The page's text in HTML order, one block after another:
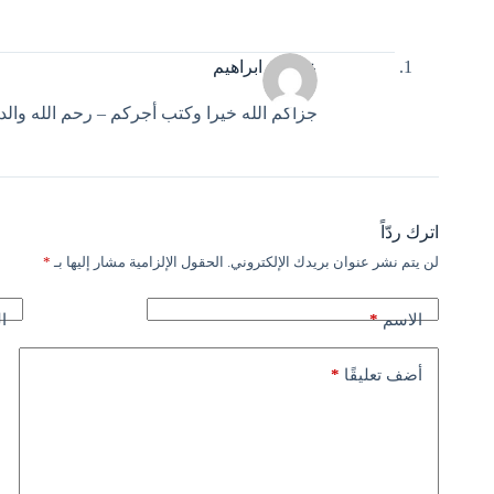
عبدالله ابراهيم
جزاكم الله خيرا وكتب أجركم – رحم الله
اترك ردّاً
لن يتم نشر عنوان بريدك الإلكتروني. الحقول الإلزامية مشار إليها بـ *
الاسم*
أضف تعليقًا *